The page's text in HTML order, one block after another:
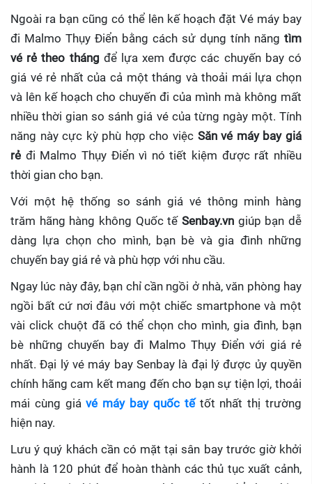
Ngoài ra bạn cũng có thể lên kế hoạch đặt Vé máy bay
đi Malmo Thụy Điển bằng cách sử dụng tính năng tìm
vé rẻ theo tháng để lựa xem được các chuyến bay có
giá vé rẻ nhất của cả một tháng và thoải mái lựa chọn
và lên kế hoạch cho chuyến đi của mình mà không mất
nhiều thời gian so sánh giá vé của từng ngày một. Tính
năng này cực kỳ phù hợp cho việc Săn vé máy bay giá
rẻ đi Malmo Thụy Điển vì nó tiết kiệm được rất nhiều
thời gian cho bạn.
Với một hệ thống so sánh giá vé thông minh hàng
trăm hãng hàng không Quốc tế Senbay.vn giúp bạn dễ
dàng lựa chọn cho mình, bạn bè và gia đình những
chuyến bay giá rẻ và phù hợp với nhu cầu.
Ngay lúc này đây, bạn chỉ cần ngồi ở nhà, văn phòng hay
ngồi bất cứ nơi đâu với một chiếc smartphone và một
vài click chuột đã có thể chọn cho mình, gia đình, bạn
bè những chuyến bay đi Malmo Thụy Điển với giá rẻ
nhất. Đại lý vé máy bay Senbay là đại lý được ủy quyền
chính hãng cam kết mang đến cho bạn sự tiện lợi, thoải
mái cùng giávé máy bay quốc tế tốt nhất thị trường
hiện nay.
Lưu ý quý khách cần có mặt tại sân bay trước giờ khởi
hành là 120 phút để hoàn thành các thủ tục xuất cảnh,